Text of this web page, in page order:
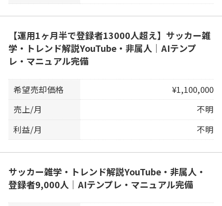
【運用1ヶ月半で登録者13000人超え】サッカー雑
学・トレンド解説YouTube・非属人｜AIテンプ
レ・マニュアル完備
希望売却価格
¥1,100,000
売上/月
不明
利益/月
不明
サッカー雑学・トレンド解説YouTube・非属人・
登録者9,000人｜AIテンプレ・マニュアル完備